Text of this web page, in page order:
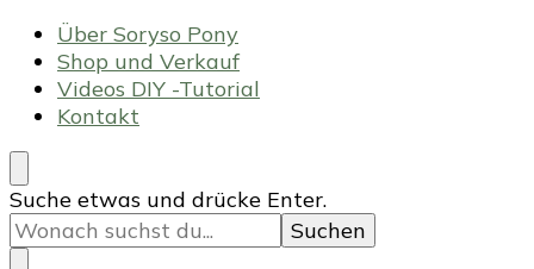
Über Soryso Pony
Shop und Verkauf
Videos DIY -Tutorial
Kontakt
Suchst
du
nach
Suche etwas und drücke Enter.